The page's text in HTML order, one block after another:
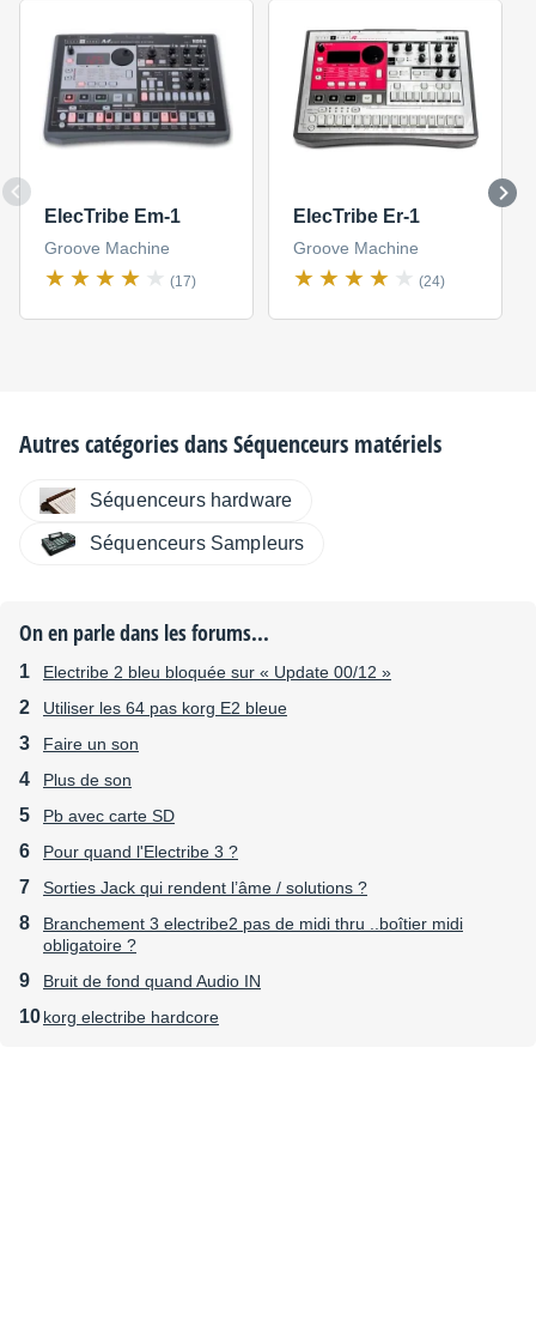
ElecTribe Em-1
Groove Machine
(17)
ElecTribe Er-1
Groove Machine
(24)
Autres catégories dansSéquenceurs matériels
Séquenceurs hardware
Séquenceurs Sampleurs
On en parle dans les forums...
Electribe 2 bleu bloquée sur « Update 00/12 »
Utiliser les 64 pas korg E2 bleue
Faire un son
Plus de son
Pb avec carte SD
Pour quand l'Electribe 3 ?
Sorties Jack qui rendent l’âme / solutions ?
Branchement 3 electribe2 pas de midi thru ..boîtier midi
obligatoire ?
Bruit de fond quand Audio IN
korg electribe hardcore